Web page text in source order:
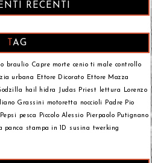
RECENTI
TAG
braulio Capre morte cenio ti male controllo
urbana Ettore Dicorato
Ettore Mazza
hail hidra Judas Priest lettura
Lorenzo
Grassini motoretta noccioli
Padre Pio
Pepsi pesca Piccolo Alessio
Pierpaolo Putignano
panca stampa in 1D susina twerking